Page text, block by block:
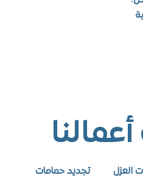
تجديد حمامات